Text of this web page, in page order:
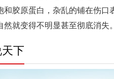
和胶原蛋白，杂乱的铺在伤口
然就变得不明显甚至彻底消失。
下